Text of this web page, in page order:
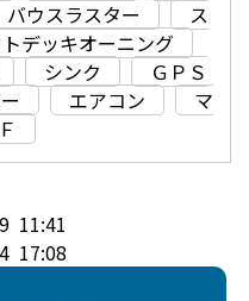
バウスラスター
ス
デッキオーニング
シンク
ＧＰＳ
エアコン
マ
11:41
17:08